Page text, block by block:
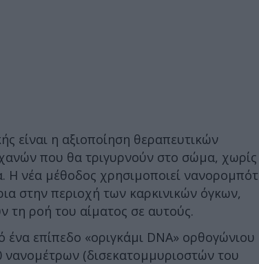
είναι η αξιοποίηση θεραπευτικών
που θα τριγυρνούν στο σώμα, χωρίς
Η νέα μέθοδος χρησιμοποιεί νανορομπότ
στην περιοχή των καρκινικών όγκων,
ροή του αίματος σε αυτούς.
επίπεδο «οριγκάμι DNA» ορθογώνιου
νανομέτρων (δισεκατομμυριοστών του